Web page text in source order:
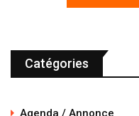
Catégories
Agenda / Annonce